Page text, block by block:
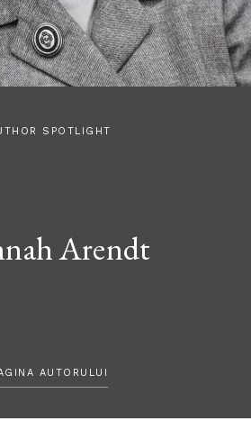
SPOTLIGHT
Arendt
AUTORULUI